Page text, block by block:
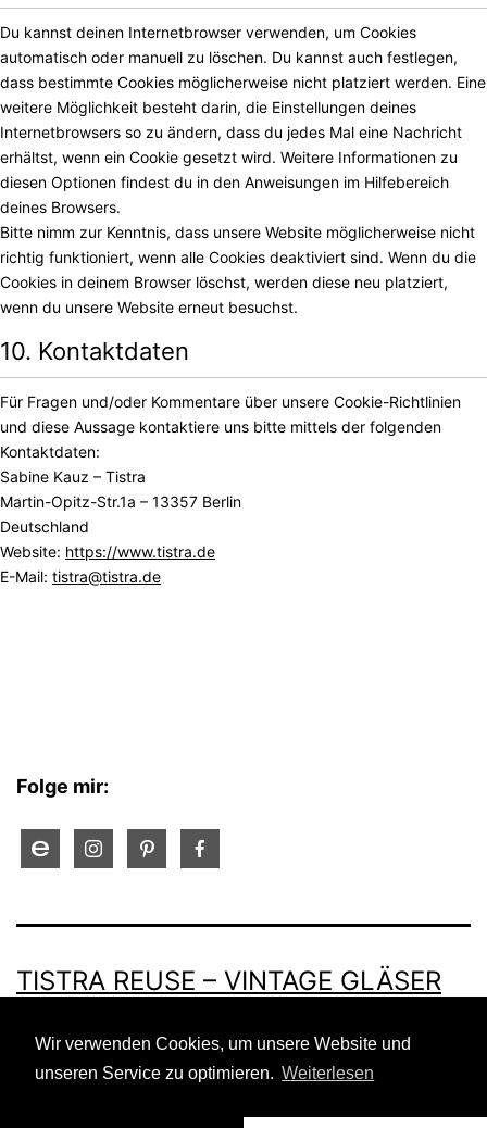
Wir verwenden Cookies, um unsere Website und
unseren Service zu optimieren. Weiterlesen
Du kannst deinen Internetbrowser verwenden, um Cookies
automatisch oder manuell zu löschen. Du kannst auch festlegen,
dass bestimmte Cookies möglicherweise nicht platziert werden. Eine
weitere Möglichkeit besteht darin, die Einstellungen deines
Internetbrowsers so zu ändern, dass du jedes Mal eine Nachricht
erhältst, wenn ein Cookie gesetzt wird. Weitere Informationen zu
diesen Optionen findest du in den Anweisungen im Hilfebereich
deines Browsers.
Bitte nimm zur Kenntnis, dass unsere Website möglicherweise nicht
richtig funktioniert, wenn alle Cookies deaktiviert sind. Wenn du die
Cookies in deinem Browser löschst, werden diese neu platziert,
wenn du unsere Website erneut besuchst.
10. Kontaktdaten
Für Fragen und/oder Kommentare über unsere Cookie-Richtlinien
und diese Aussage kontaktiere uns bitte mittels der folgenden
Kontaktdaten:
Sabine Kauz – Tistra
Martin-Opitz-Str.1a – 13357 Berlin
Deutschland
Website: https://www.tistra.de
E-Mail: tistra@tistra.de
Folge mir:
TISTRA REUSE – VINTAGE GLÄSER
Stolz präsentiert vonWordPress.